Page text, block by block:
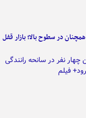
در سطوح بالا؛ بازار قفل